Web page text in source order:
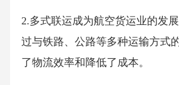
2.多式联运成为航空货运业的发
过与铁路、公路等多种运输方式
了物流效率和降低了成本。